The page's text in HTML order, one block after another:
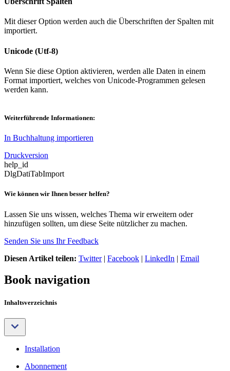
Mit dieser Option werden auch die Überschriften der Spalten mit
importiert.
Unicode (Utf-8)
Wenn Sie diese Option aktivieren, werden alle Daten in einem
Format importiert, welches von Unicode-Programmen gelesen
werden kann.
Weiterführende Informationen:
In Buchhaltung importieren
Druckversion
help_id
DlgDatiTabImport
Wie können wir Ihnen besser helfen?
Lassen Sie uns wissen, welches Thema wir erweitern oder
hinzufügen sollten, um diese Seite nützlicher zu machen.
Senden Sie uns Ihr Feedback
Diesen Artikel teilen: Twitter| Facebook | LinkedIn | Email
Book navigation
Inhaltsverzeichnis
Installation
Abonnement